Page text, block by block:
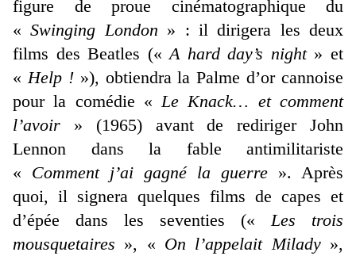
figure de proue cinématographique du
«Swinging London » : il dirigera les deux
films des Beatles («A hard day’s night» et
« Help !»), obtiendra la Palme d’or cannoise
pour la comédie « Le Knack… et comment
l’avoir » (1965) avant de rediriger John
Lennon dans la fable antimilitariste
« Comment j’ai gagné la guerre ». Après
quoi, il signera quelques films de capes et
d’épée dans les seventies (« Les trois
mousquetaires », « On l’appelait Milady»,